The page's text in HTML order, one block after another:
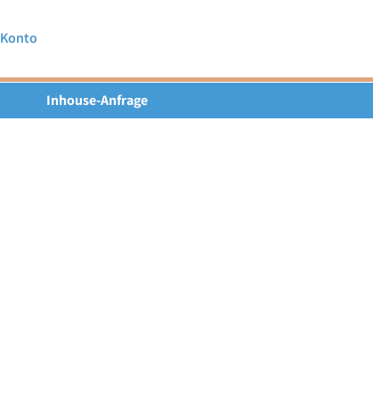
Konto
Inhouse-Anfrage